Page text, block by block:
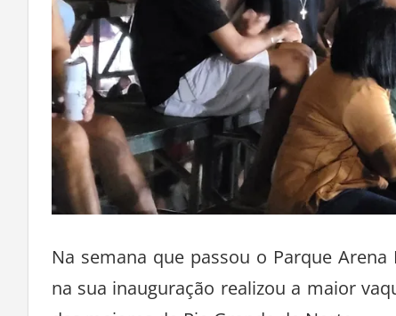
Na semana que passou o Parque
na sua inauguração realizou a maior